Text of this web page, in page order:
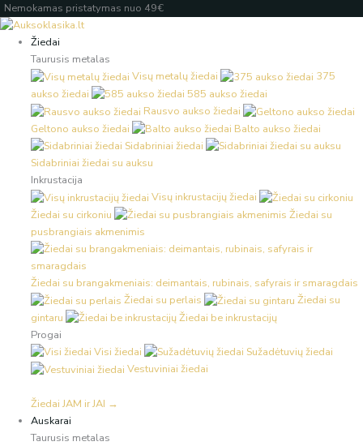
Pereiti
prie
turinio
Nemokamas pristatymas nuo 49€
Žiedai
Taurusis metalas
Visų metalų žiedai
375
aukso žiedai
585 aukso žiedai
Rausvo aukso žiedai
Geltono aukso žiedai
Balto aukso žiedai
Sidabriniai žiedai
Sidabriniai žiedai su auksu
Inkrustacija
Visų inkrustacijų žiedai
Žiedai su cirkoniu
Žiedai su
pusbrangiais akmenimis
Žiedai su brangakmeniais: deimantais, rubinais, safyrais ir smaragdais
Žiedai su perlais
Žiedai su
gintaru
Žiedai be inkrustacijų
Progai
Visi žiedai
Sužadėtuvių žiedai
Vestuviniai žiedai
Žiedai JAM ir JAI →
Auskarai
Taurusis metalas
Products
search
Products
search
Įveskite
el.
paštą